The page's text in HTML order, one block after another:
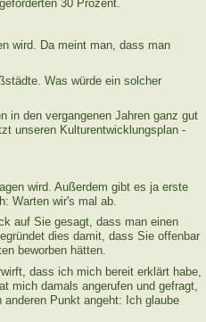
30 Prozent.
wird. Da meint man, dass man
Was würde ein solcher
in den vergangenen Jahren ganz gut
unseren Kulturentwicklungsplan -
wird. Außerdem gibt es ja erste
Warten wir's mal ab.
auf Sie gesagt, dass man einen
dies damit, dass Sie offenbar
beworben hätten.
dass ich mich bereit erklärt habe,
mich damals angerufen und gefragt,
Punkt angeht: Ich glaube